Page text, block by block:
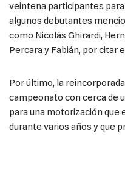
veintena participantes
algunos debutantes
como Nicolás Ghirardi,
Percara y Fabián, por citar
Por último, la
campeonato con cerca de
para una motorización que
durante varios años y que